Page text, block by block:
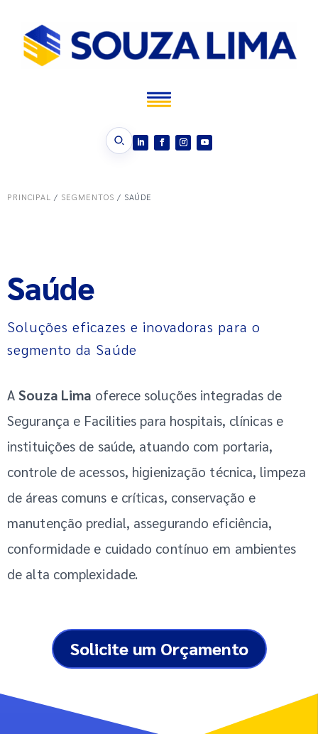
PRINCIPAL / SEGMENTOS / SAÚDE
Saúde
Soluções eficazes e inovadoras para o
segmento da Saúde
ASouza Lima oferece soluções integradas de
Segurança e Facilities para hospitais, clínicas e
instituições de saúde, atuando com portaria,
controle de acessos, higienização técnica, limpeza
de áreas comuns e críticas, conservação e
manutenção predial, assegurando eficiência,
conformidade e cuidado contínuo em ambientes
de alta complexidade.
Solicite um Orçamento